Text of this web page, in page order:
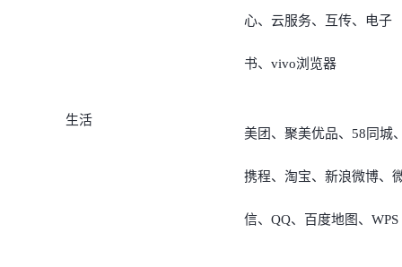
心、云服务、互传、电子
书、vivo浏览器
生活
美团、聚美优品、58同城
携程、淘宝、新浪微博、
信、QQ、百度地图、WPS